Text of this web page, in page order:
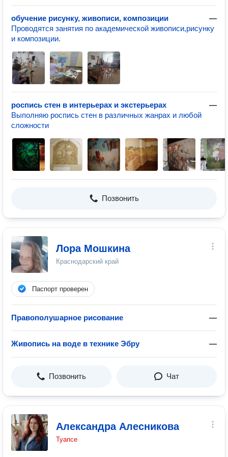
обучение рисунку, живописи, композиции
—
Проводятся занятия по академической живописи,рисунку
и композиции.
роспись стен в интерьерах и экстерьерах
—
Выполняю роспись стен в различных жанрах и любой
сложности
Позвонить
Лора Мошкина
Краснодарский край
Паспорт проверен
Правополушарное рисование —
Живопись на воде в технике Эбру —
Позвонить Чат
Александра Алесникова
Туапсе